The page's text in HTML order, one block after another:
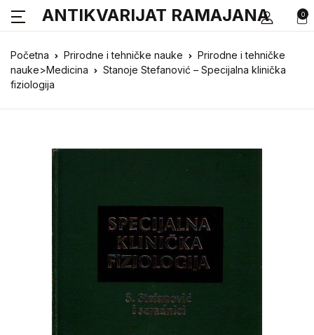
0
ANTIKVARIJAT RAMAJANA
Početna Prirodne i tehničke nauke
Prirodne i tehničke
nauke>Medicina
Stanoje Stefanović – Specijalna klinička
fiziologija